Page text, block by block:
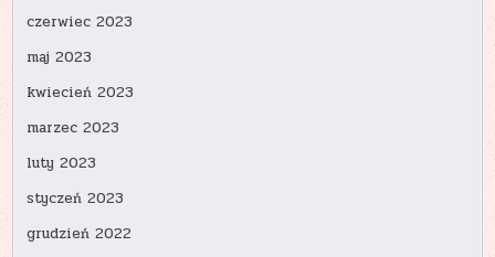
czerwiec 2023
maj 2023
kwiecień 2023
marzec 2023
luty 2023
styczeń 2023
grudzień 2022